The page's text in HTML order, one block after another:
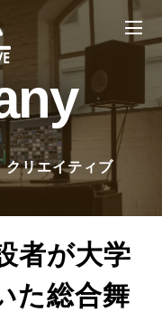
クリエイティブ
者が大学
た総合舞